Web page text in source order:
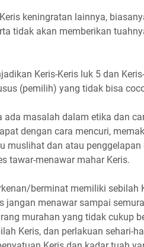
keningratan lainnya,
tidak akan memberikan
Keris-Keris luk 5 dan
(pemilih) yang tidak bisa
ada masalah dalam etika dan
dengan cara mencuri,
muslihat dan atau
tawar-menawar mahar Keris.
berminat memiliki sebilah
jangan menawar sampai
murahan yang tidak cukup
Keris, dan perlakuan sehari-